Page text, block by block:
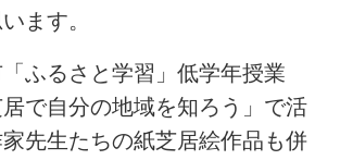
ます。
ふるさと学習」低学年授業
居で自分の地域を知ろう」で活
先生たちの紙芝居絵作品も併